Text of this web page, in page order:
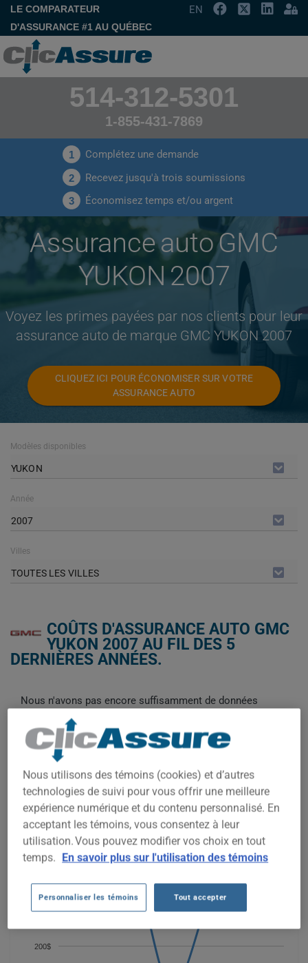
LE COMPARATEUR
D'ASSURANCE #1 AU QUÉBEC
EN
514-312-5301
1-855-431-7869
1 Complétez une demande
2 Recevez jusqu'à trois soumissions
3 Économisez temps et/ou argent
Assurance auto GMC
YUKON 2007
Voyez les primes payées par nos clients pour leur
assurance auto de marque GMC YUKON 2007
CLIQUEZ ICI POUR ÉCONOMISER SUR VOTRE
ASSURANCE AUTO
Modèles disponibles
YUKON
Année
2007
Villes
TOUTES LES VILLES
COÛTS D'ASSURANCE AUTO GMC
YUKON 2007 AU FIL DES 5
DERNIÈRES ANNÉES.
Nous n'avons pas encore suffisamment de données
Essayez un autre modèle ou une autre année, ou
commencez une soumission pour un prix personnalisé.
Pour trouver la meilleur assurance pour votre véhicule GMC
YUKON 2007, il est plus important que jamais de comparer les
options disponibles.
200$
600$
Nous utilisons des témoins (cookies) et d’autres
technologies de suivi pour vous offrir une meilleure
expérience numérique et du contenu personnalisé. En
acceptant les témoins, vous consentez à leur
utilisation. Vous pouvez modifier vos choix en tout
temps. En savoir plus sur l'utilisation des témoins
Personnaliser les témoins Tout accepter